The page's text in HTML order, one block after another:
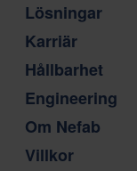
Lösningar
Karriär
Hållbarhet
Engineering
Om Nefab
Villkor